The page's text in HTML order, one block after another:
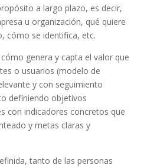
a largo plazo, es decir,
u organización, qué quiere
cómo se identifica, etc.
genera y capta el valor que
o usuarios (modelo de
y con seguimiento
definiendo objetivos
con indicadores concretos que
y metas claras y
tanto de las personas